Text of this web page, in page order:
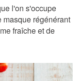
l'on s'occupe
masque régénérant
fraîche et de